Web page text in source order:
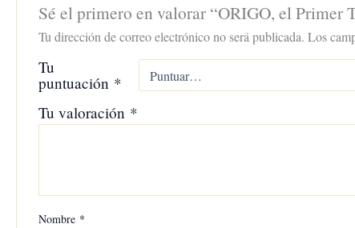
Sé el primero en valorar “ORIGO, el Primer
Tu dirección de correo electrónico no será publicada. Los
Tu
puntuación *
Tu valoración *
Nombre *